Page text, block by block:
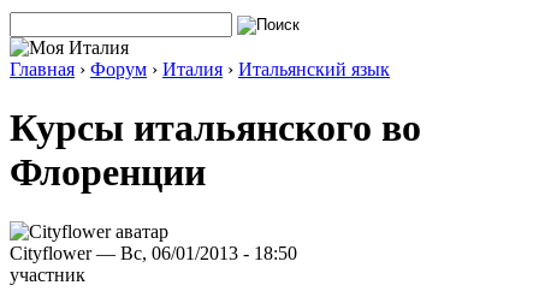
Главная › Форум › Италия › Итальянский язык
Курсы итальянского во
Флоренции
Cityflower — Вс, 06/01/2013 - 18:50
участник